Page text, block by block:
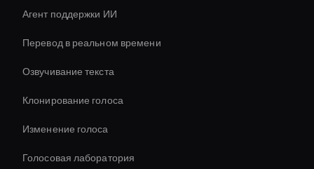
Агент поддержки ИИ
Перевод в реальном времени
Озвучивание текста
Клонирование голоса
Изменение голоса
Голосовая лаборатория